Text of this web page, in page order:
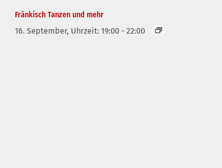
Fränkisch Tanzen und mehr
16. September, Uhrzeit: 19:00 - 22:00